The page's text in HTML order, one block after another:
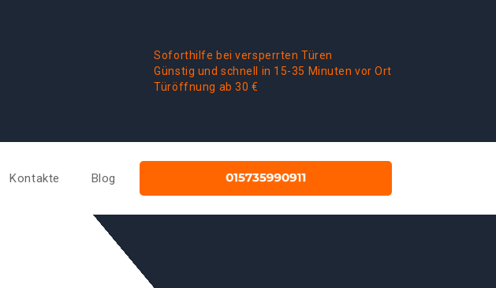
Soforthilfe bei versperrten Türen
Günstig und schnell in 15-35 Minuten vor Ort
Türöffnung ab 30 €
Kontakte Blog